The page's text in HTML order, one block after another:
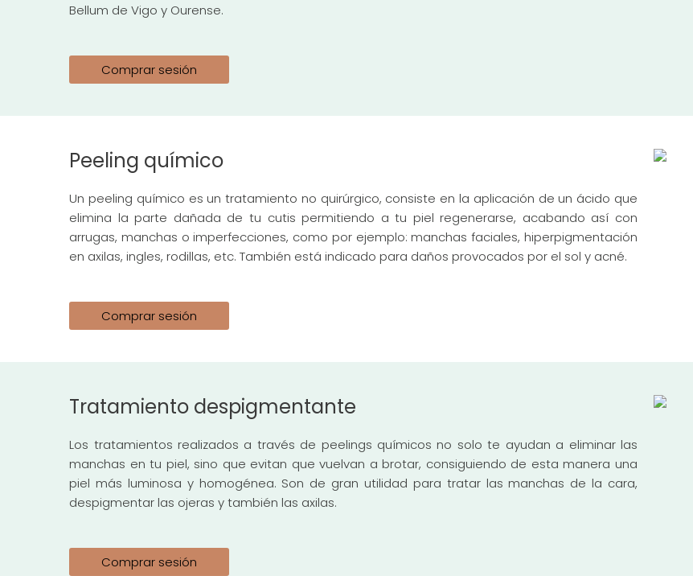
Bellum de Vigo y Ourense.
Comprar sesión
Peeling químico
Un peeling químico es un tratamiento no quirúrgico, consiste en la aplicación de un ácido que
elimina la parte dañada de tu cutis permitiendo a tu piel regenerarse, acabando así con
arrugas, manchas o imperfecciones, como por ejemplo: manchas faciales, hiperpigmentación
en axilas, ingles, rodillas, etc. También está indicado para daños provocados por el sol y acné.
Comprar sesión
Tratamiento despigmentante
Los tratamientos realizados a través de peelings químicos no solo te ayudan a eliminar las
manchas en tu piel, sino que evitan que vuelvan a brotar, consiguiendo de esta manera una
piel más luminosa y homogénea. Son de gran utilidad para tratar las manchas de la cara,
despigmentar las ojeras y también las axilas.
Comprar sesión